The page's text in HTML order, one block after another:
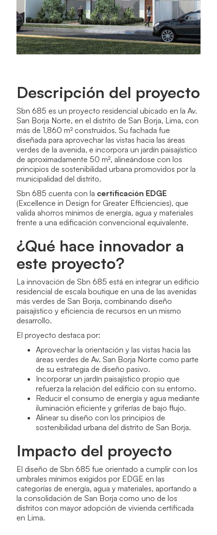
Descripción del proyecto
Sbn 685 es un proyecto residencial ubicado en la Av.
San Borja Norte, en el distrito de San Borja, Lima, con
más de 1,860 m² construidos. Su fachada fue
diseñada para aprovechar las vistas hacia las áreas
verdes de la avenida, e incorpora un jardín paisajístico
de aproximadamente 50 m², alineándose con los
principios de sostenibilidad urbana promovidos por la
municipalidad del distrito.
Sbn 685 cuenta con la certificación EDGE
(Excellence in Design for Greater Efficiencies), que
valida ahorros mínimos de energía, agua y materiales
frente a una edificación convencional equivalente.
¿Qué hace innovador a
este proyecto?
La innovación de Sbn 685 está en integrar un edificio
residencial de escala boutique en una de las avenidas
más verdes de San Borja, combinando diseño
paisajístico y eficiencia de recursos en un mismo
desarrollo.
El proyecto destaca por:
Aprovechar la orientación y las vistas hacia las
áreas verdes de Av. San Borja Norte como parte
de su estrategia de diseño pasivo.
Incorporar un jardín paisajístico propio que
refuerza la relación del edificio con su entorno.
Reducir el consumo de energía y agua mediante
iluminación eficiente y griferías de bajo flujo.
Alinear su diseño con los principios de
sostenibilidad urbana del distrito de San Borja.
Impacto del proyecto
El diseño de Sbn 685 fue orientado a cumplir con los
umbrales mínimos exigidos por EDGE en las
categorías de energía, agua y materiales, aportando a
la consolidación de San Borja como uno de los
distritos con mayor adopción de vivienda certificada
en Lima.